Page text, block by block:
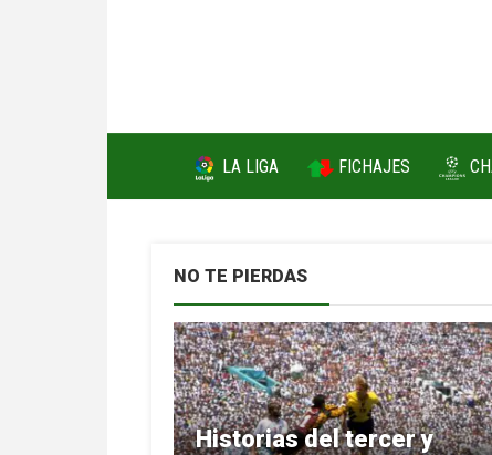
LA LIGA FICHAJES
NO TE PIERDAS
Historias del tercer y